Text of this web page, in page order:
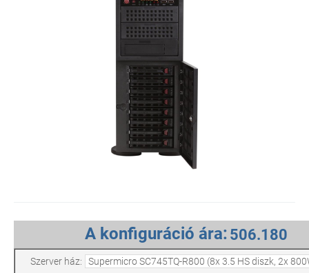
A konfiguráció ára:
Szerver ház: